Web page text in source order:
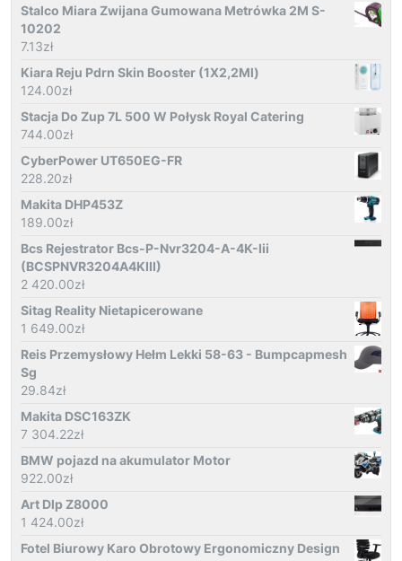
Stalco Miara Zwijana Gumowana Metrówka 2M S-
10202
7.13zł
Kiara Reju Pdrn Skin Booster (1X2,2Ml)
124.00zł
Stacja Do Zup 7L 500 W Połysk Royal Catering
744.00zł
CyberPower UT650EG-FR
228.20zł
Makita DHP453Z
189.00zł
Bcs Rejestrator Bcs-P-Nvr3204-A-4K-Iii
(BCSPNVR3204A4KIII)
2 420.00zł
Sitag Reality Nietapicerowane
1 649.00zł
Reis Przemysłowy Hełm Lekki 58-63 - Bumpcapmesh
Sg
29.84zł
Makita DSC163ZK
7 304.22zł
BMW pojazd na akumulator Motor
922.00zł
Art Dlp Z8000
1 424.00zł
Fotel Biurowy Karo Obrotowy Ergonomiczny Design